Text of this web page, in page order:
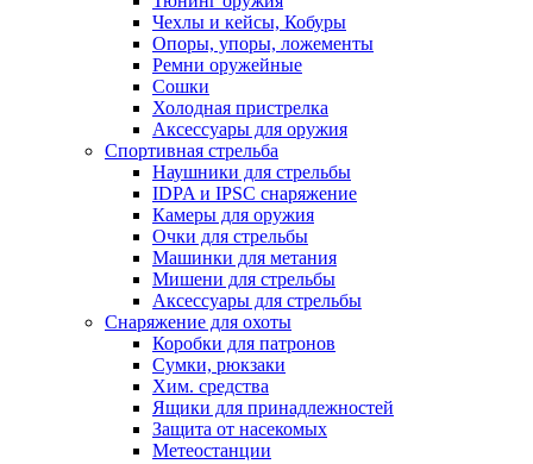
Чехлы и кейсы, Кобуры
Опоры, упоры, ложементы
Ремни оружейные
Сошки
Холодная пристрелка
Аксессуары для оружия
Спортивная стрельба
Наушники для стрельбы
IDPA и IPSC снаряжение
Камеры для оружия
Очки для стрельбы
Машинки для метания
Мишени для стрельбы
Аксессуары для стрельбы
Снаряжение для охоты
Коробки для патронов
Сумки, рюкзаки
Хим. средства
Ящики для принадлежностей
Защита от насекомых
Метеостанции